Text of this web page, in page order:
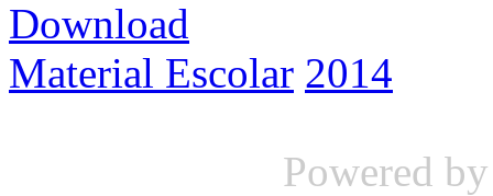
Download
Material Escolar 2014
Powered